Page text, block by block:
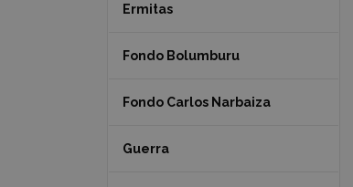
Ermitas
Fondo Bolumburu
Fondo Carlos Narbaiza
Guerra